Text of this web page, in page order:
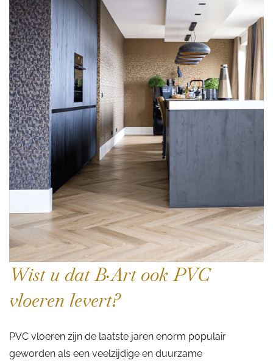
Wist u dat B·Art ook PVC
vloeren levert?
PVC vloeren zijn de laatste jaren enorm populair
geworden als een veelzijdige en duurzame